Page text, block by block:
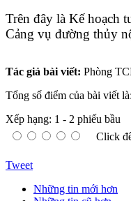
Trên đây là Kế hoạch
Cảng vụ đường thủy
Tác giả bài viết: Phòng
Tổng số điểm của bài viết
Xếp hạng: 1 - 2 phiếu bầu
Click
Tweet
Những tin mới hơn